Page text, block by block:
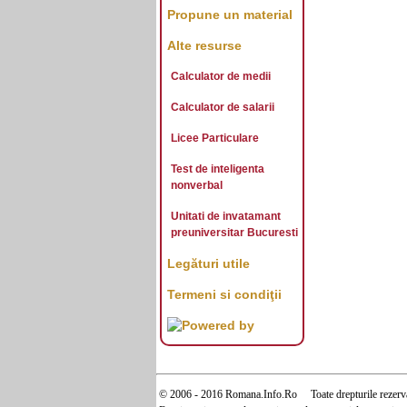
Propune un material
Alte resurse
Calculator de medii
Calculator de salarii
Licee Particulare
Test de inteligenta
nonverbal
Unitati de invatamant
preuniversitar Bucuresti
Legături utile
Termeni si condiţii
© 2006 - 2016 Romana.Info.Ro Toate drepturile